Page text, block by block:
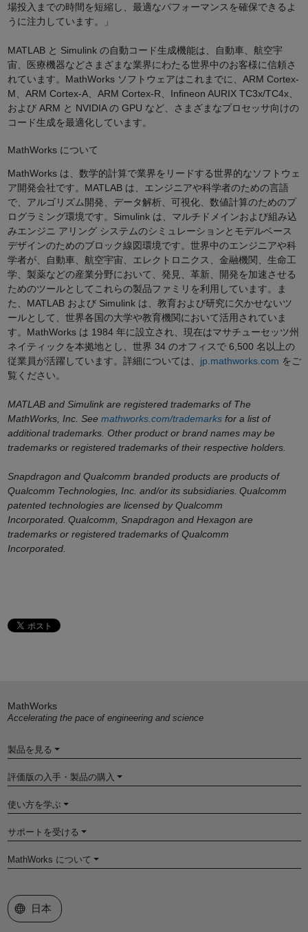
場投入までの時間を短縮し、最適なパフォーマンスを確保できるよ
うに注力しています。」
MATLAB と Simulink の自動コード生成機能は、自動車、航空宇
宙、医療機器などさまざまな業界にわたる世界中のお客様に信頼さ
れています。MathWorks ソフトウェアはこれまでに、ARM Cortex-
M、ARM Cortex-A、ARM Cortex-R、Infineon AURIX TC3x/TC4x、
および ARM と NVIDIA の GPU など、さまざまなプロセッサ向けの
コード生成を最適化しています。
MathWorks について
MathWorks は、数学的計算で業界をリードする世界的なソフトウェ
ア開発会社です。MATLAB は、エンジニアや科学者のための言語
で、アルゴリズム開発、データ解析、可視化、数値計算のためのプ
ログラミング環境です。Simulink は、マルチドメインおよび組み込
みエンジニ アリング システムのシミュレーションとモデルベース
デザインのためのブロック線図環境です。世界中のエンジニアや科
学者が、自動車、航空宇宙、エレクトロニクス、金融機関、生命工
学、製薬などの産業分野において、発見、革新、開発を加速させる
ためのツールとしてこれらの製品ファミリを利用しています。ま
た、MATLAB および Simulink は、教育および研究に欠かせないツ
ールとして、世界各国の大学や教育機関において活用されていま
す。MathWorks は 1984 年に設立され、現在はマサチューセッツ州
ネイティックを本拠地とし、世界 34 のオフィスで 6,500 名以上の
従業員が活躍しています。詳細については、 jp.mathworks.com をご
覧ください。
MATLAB and Simulink are registered trademarks of The
MathWorks, Inc. See mathworks.com/trademarksfor a list of
additional trademarks. Other product or brand names may be
trademarks or registered trademarks of their respective holders.
Snapdragon and Qualcomm branded products are products of
Qualcomm Technologies, Inc. and/or its subsidiaries. Qualcomm
patented technologies are licensed by Qualcomm
Incorporated. Qualcomm, Snapdragon and Hexagon are
trademarks or registered trademarks of Qualcomm
Incorporated.
MathWorks
Accelerating the pace of engineering and science
製品を見る
評価版の入手・製品の購入
使い方を学ぶ
サポートを受ける
MathWorks について
Web サイトの選択
日本